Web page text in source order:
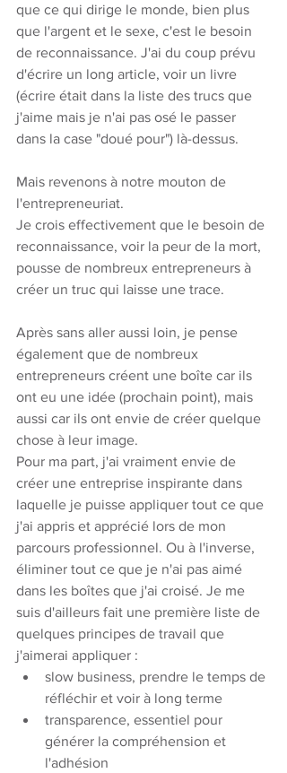
que ce qui dirige le monde, bien plus
que l'argent et le sexe, c'est le besoin
de reconnaissance. J'ai du coup prévu
d'écrire un long article, voir un livre
(écrire était dans la liste des trucs que
j'aime mais je n'ai pas osé le passer
dans la case "doué pour") là-dessus.
Mais revenons à notre mouton de
l'entrepreneuriat.
Je crois effectivement que le besoin de
reconnaissance, voir la peur de la mort,
pousse de nombreux entrepreneurs à
créer un truc qui laisse une trace.
Après sans aller aussi loin, je pense
également que de nombreux
entrepreneurs créent une boîte car ils
ont eu une idée (prochain point), mais
aussi car ils ont envie de créer quelque
chose à leur image.
Pour ma part, j'ai vraiment envie de
créer une entreprise inspirante dans
laquelle je puisse appliquer tout ce que
j'ai appris et apprécié lors de mon
parcours professionnel. Ou à l'inverse,
éliminer tout ce que je n'ai pas aimé
dans les boîtes que j'ai croisé. Je me
suis d'ailleurs fait une première liste de
quelques principes de travail que
j'aimerai appliquer :
slow business, prendre le temps de
réfléchir et voir à long terme
transparence, essentiel pour
générer la compréhension et
l'adhésion